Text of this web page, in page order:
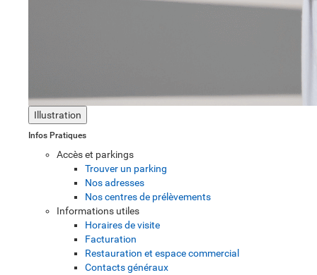
Illustration
Infos Pratiques
Accès et parkings
Trouver un parking
Nos adresses
Nos centres de prélèvements
Informations utiles
Horaires de visite
Facturation
Restauration et espace commercial
Contacts généraux